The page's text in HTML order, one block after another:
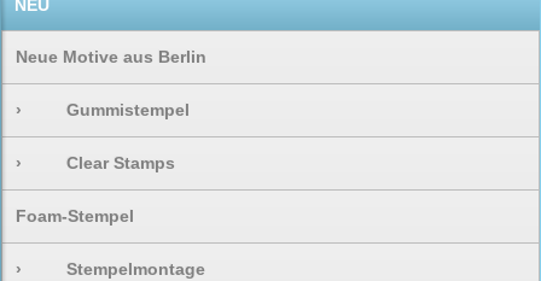
NEU
Neue Motive aus Berlin
› Gummistempel
› Clear Stamps
Foam-Stempel
› Stempelmontage